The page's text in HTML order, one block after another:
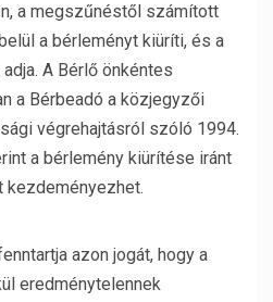
a megszűnéstől számított
a bérleményt kiüríti, és a
A Bérlő önkéntes
a Bérbeadó a közjegyzői
végrehajtásról szóló 1994.
a bérlemény kiürítése iránt
kezdeményezhet.
azon jogát, hogy a
eredménytelennek